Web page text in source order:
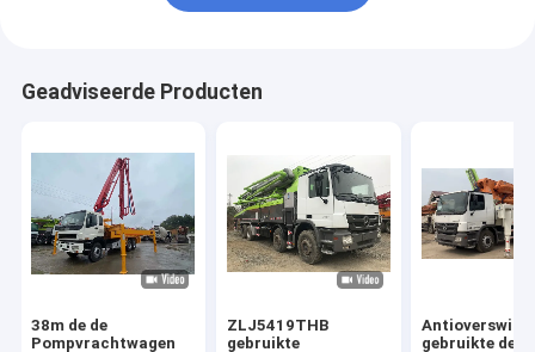
Geadviseerde Producten
38m de de
Pompvrachtwagen
ZLJ5419THB
gebruikte
Antioverswing
gebruikte de